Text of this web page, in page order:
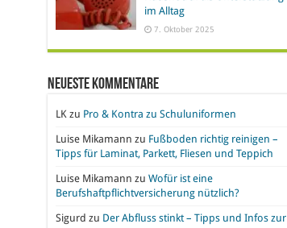
im Alltag
7. Oktober 2025
Neueste Kommentare
LKzu Pro & Kontra zu Schuluniformen
Luise Mikamann zu Fußboden richtig reinigen –
Tipps für Laminat, Parkett, Fliesen und Teppich
Luise Mikamann zu Wofür ist eine
Berufshaftpflichtversicherung nützlich?
Sigurd zu Der Abfluss stinkt – Tipps und Infos zur